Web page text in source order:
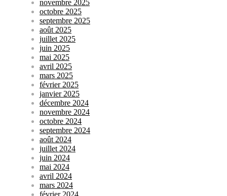
novembre 2025
octobre 2025
septembre 2025
août 2025
juillet 2025
juin 2025
mai 2025
avril 2025
mars 2025
février 2025
janvier 2025
décembre 2024
novembre 2024
octobre 2024
septembre 2024
août 2024
juillet 2024
juin 2024
mai 2024
avril 2024
mars 2024
février 2024